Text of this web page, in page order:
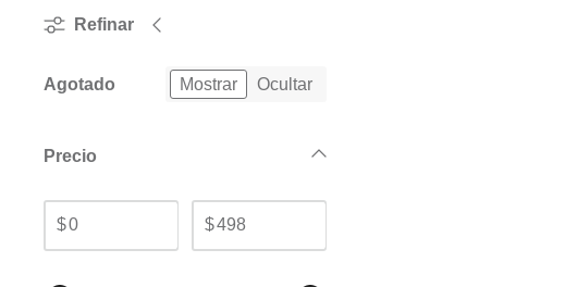
Refinar
Agotado Mostrar Ocultar
Precio
$ $